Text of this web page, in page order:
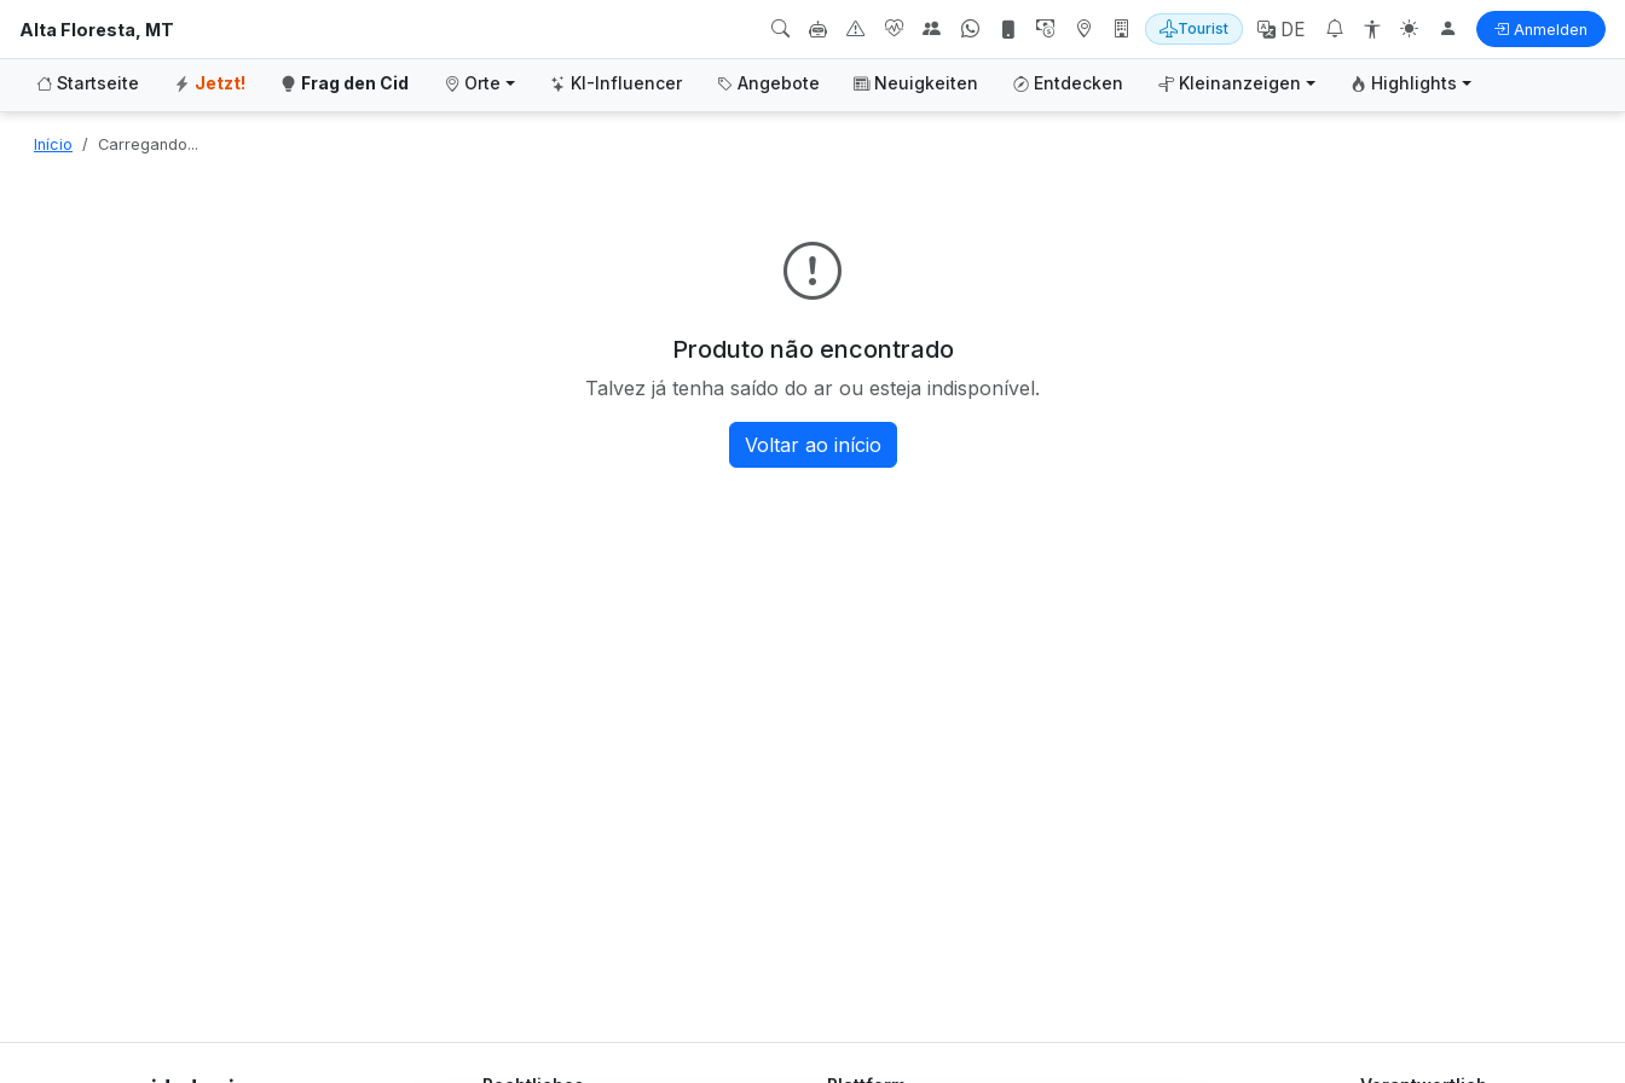
Alta Floresta, MT Tourist DE Anmelden
Startseite Jetzt! Frag den Cid Orte KI-Influencer Angebote Neuigkeiten Entdecken Kleinanzeigen Highlights
Início Carregando...
Produto não encontrado
Talvez já tenha saído do ar ou esteja indisponível.
Voltar ao início